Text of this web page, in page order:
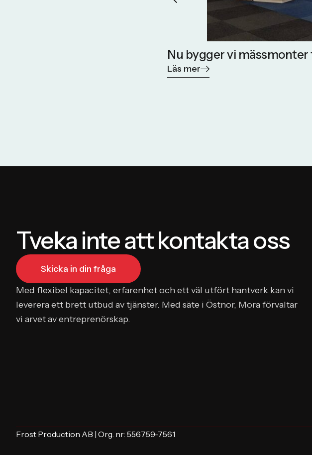
Nu bygger vi
Läs mer
Tveka inte att kontakta oss
Skicka in din fråga
Med flexibel kapacitet, erfarenhet och ett väl utfört hantverk kan vi
leverera ett brett utbud av tjänster. Med säte i Östnor, Mora förvaltar
vi arvet av entreprenörskap.
Frost Production AB | Org. nr: 556759-7561